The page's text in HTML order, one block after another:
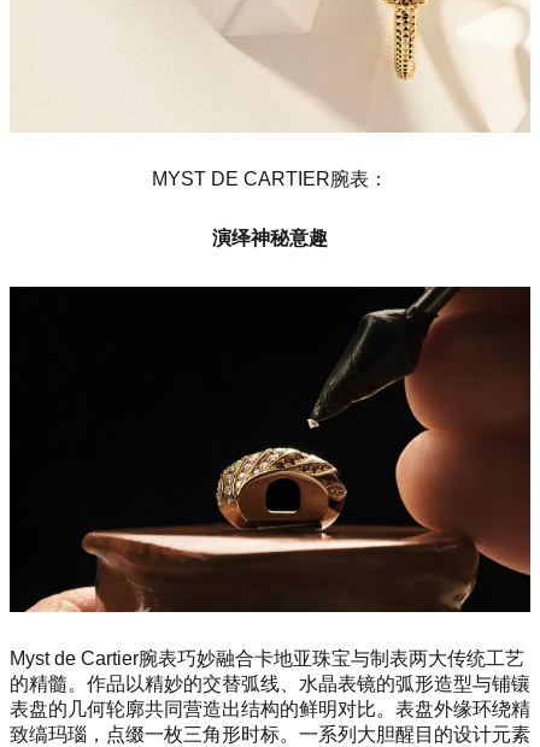
MYST DE CARTIER腕表：
演绎神秘意趣
Myst de Cartier腕表巧妙融合卡地亚珠宝与制表两大传统工艺
的精髓。作品以精妙的交替弧线、水晶表镜的弧形造型与铺镶
表盘的几何轮廓共同营造出结构的鲜明对比。表盘外缘环绕精
致缟玛瑙，点缀一枚三角形时标。一系列大胆醒目的设计元素